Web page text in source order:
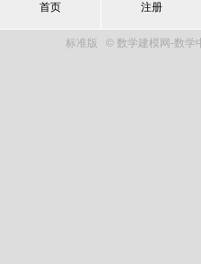
首页 注册
标准版 © 数学建模网-数学